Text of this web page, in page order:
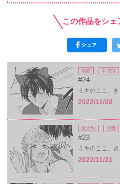
この作品をシェ
溺愛 不感症
#24
ミキのここ、
2022/11/28
宮太智 溺愛
#23
ミキのここ、
2022/11/21